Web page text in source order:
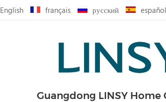
English français русский español
Guangdong LINSY Home